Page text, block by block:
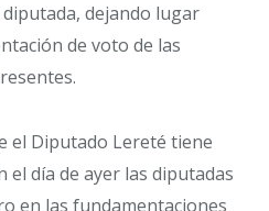
dejando lugar
de voto de las
el Diputado Lereté tiene
el día de ayer las diputadas
en las fundamentaciones